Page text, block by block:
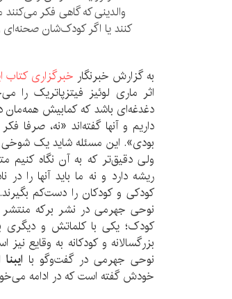
والدینی که گاهی فکر
کنند یا اگر کودک‌شان صحنه‌ای
به گزارش خبرنگار خبرگزاری کتاب
اثر ماری لوئیز فیتزپاتریک را
دغدغه‌ای باشد که کمابیش همه‌مان
داریم و آنها گفته‌اند «نه،
بودی». این مسئله شاید یک شوخی
ولی دقیق‌تر که به آن نگاه کنیم
ریشه دارد و نه ما باید آنها را در
کودکی و کودکان را دست‌کم
نوحی جهرمی در نشر برکه منتشر
کودک؛ یکی با کلماتش و دیگری
بزرگسالانه و کودکانه به وقایع
نوحی جهرمی در گفت‌وگو با ایبنا
خودش گفته است که در ادامه